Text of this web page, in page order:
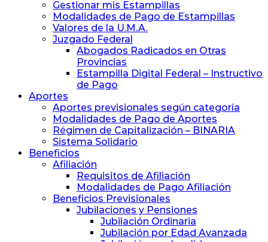
Previsión
Procuradores
Gestionar mis Estampillas
Modalidades de Pago de Estampillas
Valores de la U.M.A.
Juzgado Federal
Abogados Radicados en Otras
Provincias
Estampilla Digital Federal – Instructivo
de Pago
Aportes
Aportes previsionales según categoría
Modalidades de Pago de Aportes
Régimen de Capitalización – BINARIA
Sistema Solidario
Beneficios
Afiliación
Requisitos de Afiliación
Modalidades de Pago Afiliación
Beneficios Previsionales
Jubilaciones y Pensiones
Jubilación Ordinaria
Jubilación por Edad Avanzada